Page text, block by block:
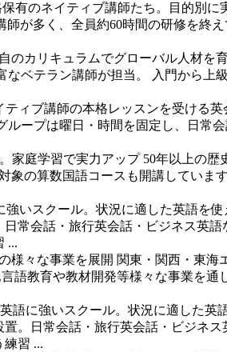
有のネイティブ講師たち。目的別に
が多く、全員約60時間の研修を終
のカリキュラムでグローバル人材を
ベテラン講師が担当。 入門から上
ティブ講師の本格レッスンを受ける
ループは曜日・時間を固定し、日常
家庭学習で実力アップ 50年以上の歴
の算数国語コースも開講していま
強いスクール。状況に適した英語を
常会話・旅行英会話・ビジネス英語
...
様々な事業を展開 関東・関西・東海
語教育や教材開発等様々な事業を通
語に強いスクール。状況に適した英
。日常会話・旅行英会話・ビジネ
習 ...